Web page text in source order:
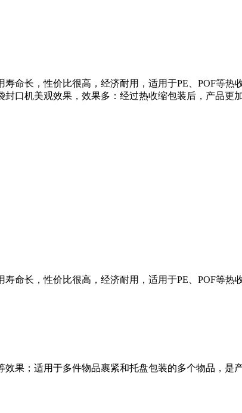
命长，性价比很高，经济耐用，适用于PE、POF等热
口机美观效果，效果多：经过热收缩包装后，产品更
命长，性价比很高，经济耐用，适用于PE、POF等热
果；适用于多件物品裹紧和托盘包装的多个物品，是